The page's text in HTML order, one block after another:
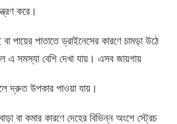
করে।
পায়ের পাতাতে ড্রাইনেসের কারণে চামড়া উঠে
এ সমস্যা বেশি দেখা যায়। এসব জায়গায়
দ্রুত উপকার পাওয়া যায়।
বা কমার কারণে দেহের বিভিন্ন অংশে স্ট্রেচ